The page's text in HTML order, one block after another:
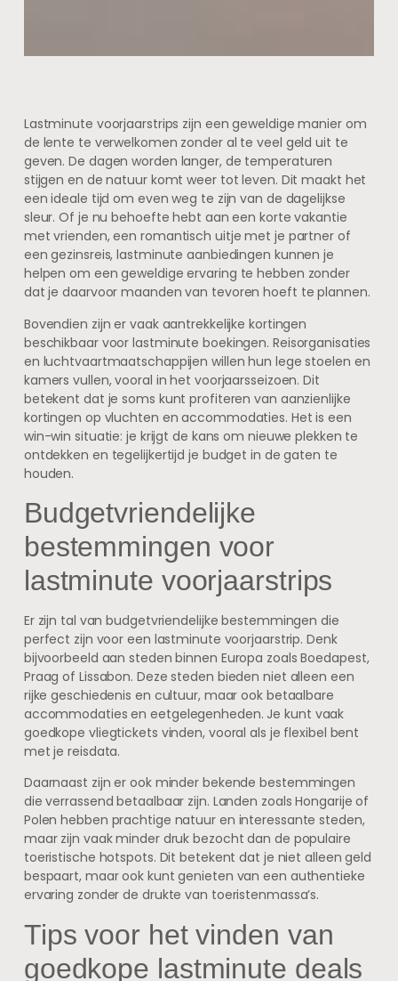
Lastminute voorjaarstrips zijn een geweldige manier om
de lente te verwelkomen zonder al te veel geld uit te
geven. De dagen worden langer, de temperaturen
stijgen en de natuur komt weer tot leven. Dit maakt het
een ideale tijd om even weg te zijn van de dagelijkse
sleur. Of je nu behoefte hebt aan een korte vakantie
met vrienden, een romantisch uitje met je partner of
een gezinsreis, lastminute aanbiedingen kunnen je
helpen om een geweldige ervaring te hebben zonder
dat je daarvoor maanden van tevoren hoeft te plannen.
Bovendien zijn er vaak aantrekkelijke kortingen
beschikbaar voor lastminute boekingen. Reisorganisaties
en luchtvaartmaatschappijen willen hun lege stoelen en
kamers vullen, vooral in het voorjaarsseizoen. Dit
betekent dat je soms kunt profiteren van aanzienlijke
kortingen op vluchten en accommodaties. Het is een
win-win situatie: je krijgt de kans om nieuwe plekken te
ontdekken en tegelijkertijd je budget in de gaten te
houden.
Budgetvriendelijke
bestemmingen voor
lastminute voorjaarstrips
Er zijn tal van budgetvriendelijke bestemmingen die
perfect zijn voor een lastminute voorjaarstrip. Denk
bijvoorbeeld aan steden binnen Europa zoals Boedapest,
Praag of Lissabon. Deze steden bieden niet alleen een
rijke geschiedenis en cultuur, maar ook betaalbare
accommodaties en eetgelegenheden. Je kunt vaak
goedkope vliegtickets vinden, vooral als je flexibel bent
met je reisdata.
Daarnaast zijn er ook minder bekende bestemmingen
die verrassend betaalbaar zijn. Landen zoals Hongarije of
Polen hebben prachtige natuur en interessante steden,
maar zijn vaak minder druk bezocht dan de populaire
toeristische hotspots. Dit betekent dat je niet alleen geld
bespaart, maar ook kunt genieten van een authentieke
ervaring zonder de drukte van toeristenmassa’s.
Tips voor het vinden van
goedkope lastminute deals